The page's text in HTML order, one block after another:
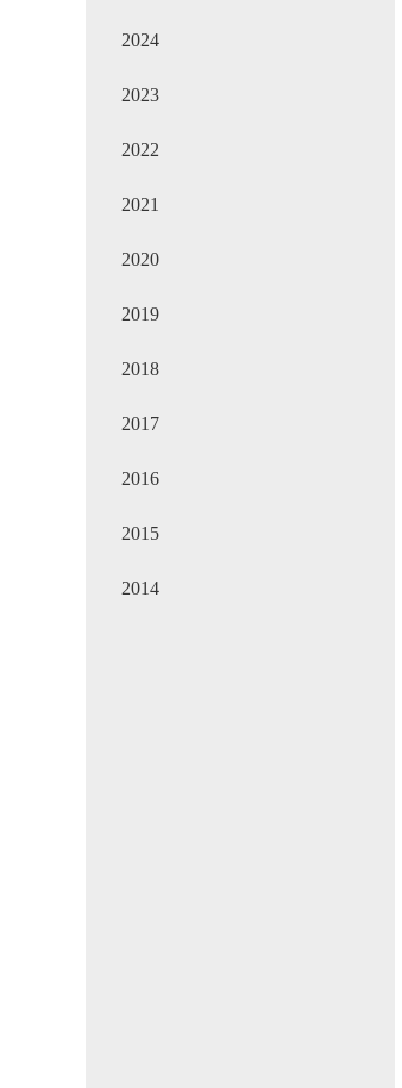
2024
2023
2022
2021
2020
2019
2018
2017
2016
2015
2014